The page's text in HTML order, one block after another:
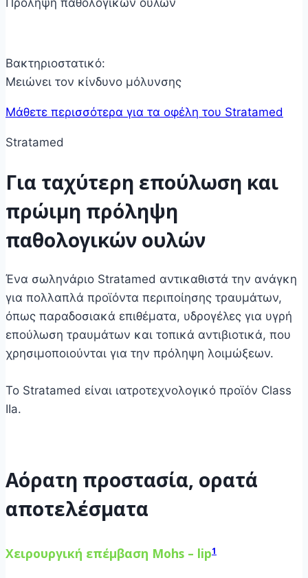
Βακτηριοστατικό:
Μειώνει τον κίνδυνο μόλυνσης
Μάθετε περισσότερα για τα οφέλη του Stratamed
Stratamed
Για ταχύτερη επούλωση και
πρώιμη πρόληψη
παθολογικών ουλών
Ένα σωληνάριο Stratamed αντικαθιστά την ανάγκη
για πολλαπλά προϊόντα περιποίησης τραυμάτων,
όπως παραδοσιακά επιθέματα, υδρογέλες για υγρή
επούλωση τραυμάτων και τοπικά αντιβιοτικά, που
χρησιμοποιούνται για την πρόληψη λοιμώξεων.
Το Stratamed είναι ιατροτεχνολογικό προϊόν Class
IIa.
Αόρατη προστασία, ορατά
αποτελέσματα
Χειρουργική επέμβαση Mohs – lip1